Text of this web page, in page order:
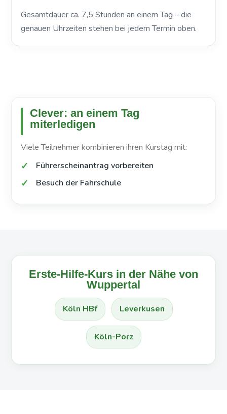
Gesamtdauer ca. 7,5 Stunden an einem Tag – die
genauen Uhrzeiten stehen bei jedem Termin oben.
Clever: an einem Tag
miterledigen
Viele Teilnehmer kombinieren ihren Kurstag mit:
Führerscheinantrag vorbereiten
Besuch der Fahrschule
Erste-Hilfe-Kurs in der Nähe von
Wuppertal
Köln HBf Leverkusen
Köln-Porz